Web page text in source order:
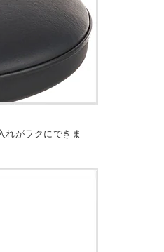
れがラクにできま